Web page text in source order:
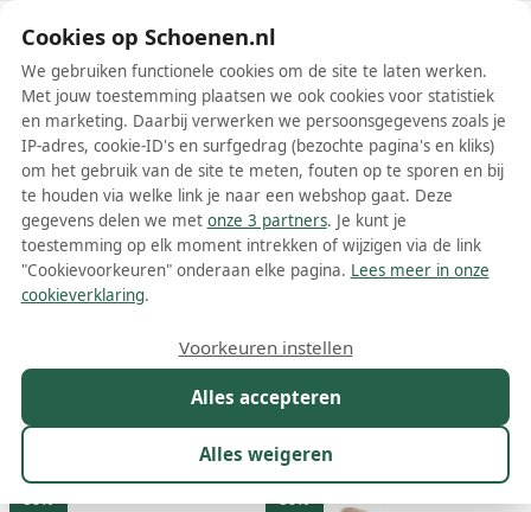
Schoenen.nl
Wis filters Alle filters
Lina Locchi schoenen
Meer lezen
Kleur Prijs
213 resultaten:
50% 50%
Cookies op Schoenen.nl
We gebruiken functionele cookies om de site te laten werken.
Met jouw toestemming plaatsen we ook cookies voor statistiek
en marketing. Daarbij verwerken we persoonsgegevens zoals je
IP-adres, cookie-ID's en surfgedrag (bezochte pagina's en kliks)
om het gebruik van de site te meten, fouten op te sporen en bij
te houden via welke link je naar een webshop gaat. Deze
gegevens delen we met onze 3 partners. Je kunt je
toestemming op elk moment intrekken of wijzigen via de link
"Cookievoorkeuren" onderaan elke pagina. Lees meer in onze
cookieverklaring.
Alles accepteren
Alles weigeren
Voorkeuren instellen